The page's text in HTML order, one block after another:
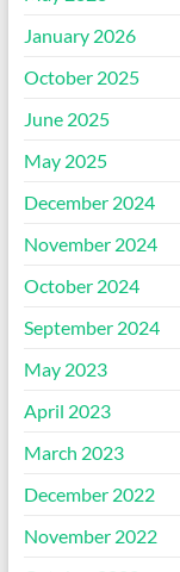
January 2026
October 2025
June 2025
May 2025
December 2024
November 2024
October 2024
September 2024
May 2023
April 2023
March 2023
December 2022
November 2022